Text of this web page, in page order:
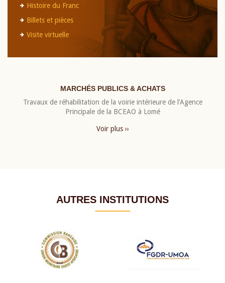
Histoire du Franc
Billets et pièces
Visite virtuelle
MARCHÉS PUBLICS & ACHATS
Travaux de réhabilitation de la voirie intérieure de l’Agence
Principale de la BCEAO à Lomé
Voir plus ››
AUTRES INSTITUTIONS